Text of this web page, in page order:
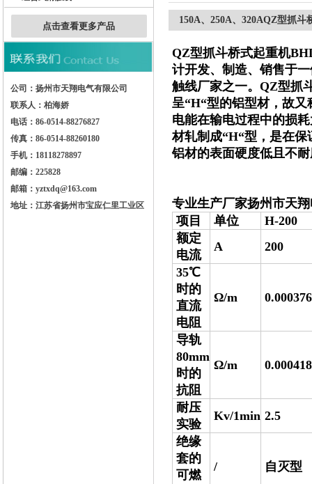
点击查看更多产品
公司：扬州市天翔电气有限公司
联系人：柏海娇
电话：86-0514-88276827
传真：86-0514-88260180
手机：18118278897
邮编：225828
邮箱：yztxdq@163.com
地址：江苏省扬州市宝应仁里工业区
150A、250A、320AQZ型抓
QZ型抓斗桥式起重机
计开发、制造、销售于
触线厂家之一。 QZ型抓
呈“H“型的铝型材，故
电能在输电过程中的损
材轧制成“H“型，是在
铝材的表面硬度低且不
专业生产厂家扬州市天
项目
单位
H-200
额定
电流
A
200
35℃
时的
直流
电阻
Ω/m 0.000376
导轨
80mm
时的
抗阻
Ω/m 0.000418
耐压
实验
Kv/1min 2.5
绝缘
套的
可燃
/ 自灭型